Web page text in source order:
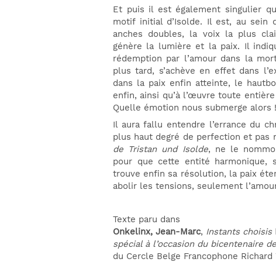
Et puis il est également singulier
motif initial d’Isolde. Il est, au
anches doubles, la voix la plus
génère la lumière et la paix. Il
rédemption par l’amour dans la
plus tard, s’achève en effet dans
dans la paix enfin atteinte, le
enfin, ainsi qu’à l’œuvre toute
Quelle émotion nous submerge alors !
Il aura fallu entendre l’errance du
plus haut degré de perfection et pas
de Tristan und Isolde, ne le
pour que cette entité harmonique,
trouve enfin sa résolution, la paix
abolir les tensions, seulement
Texte paru dans
Onkelinx, Jean-Marc, Instants choisis
spécial à l’occasion du bicentenaire
du Cercle Belge Francophone Richard